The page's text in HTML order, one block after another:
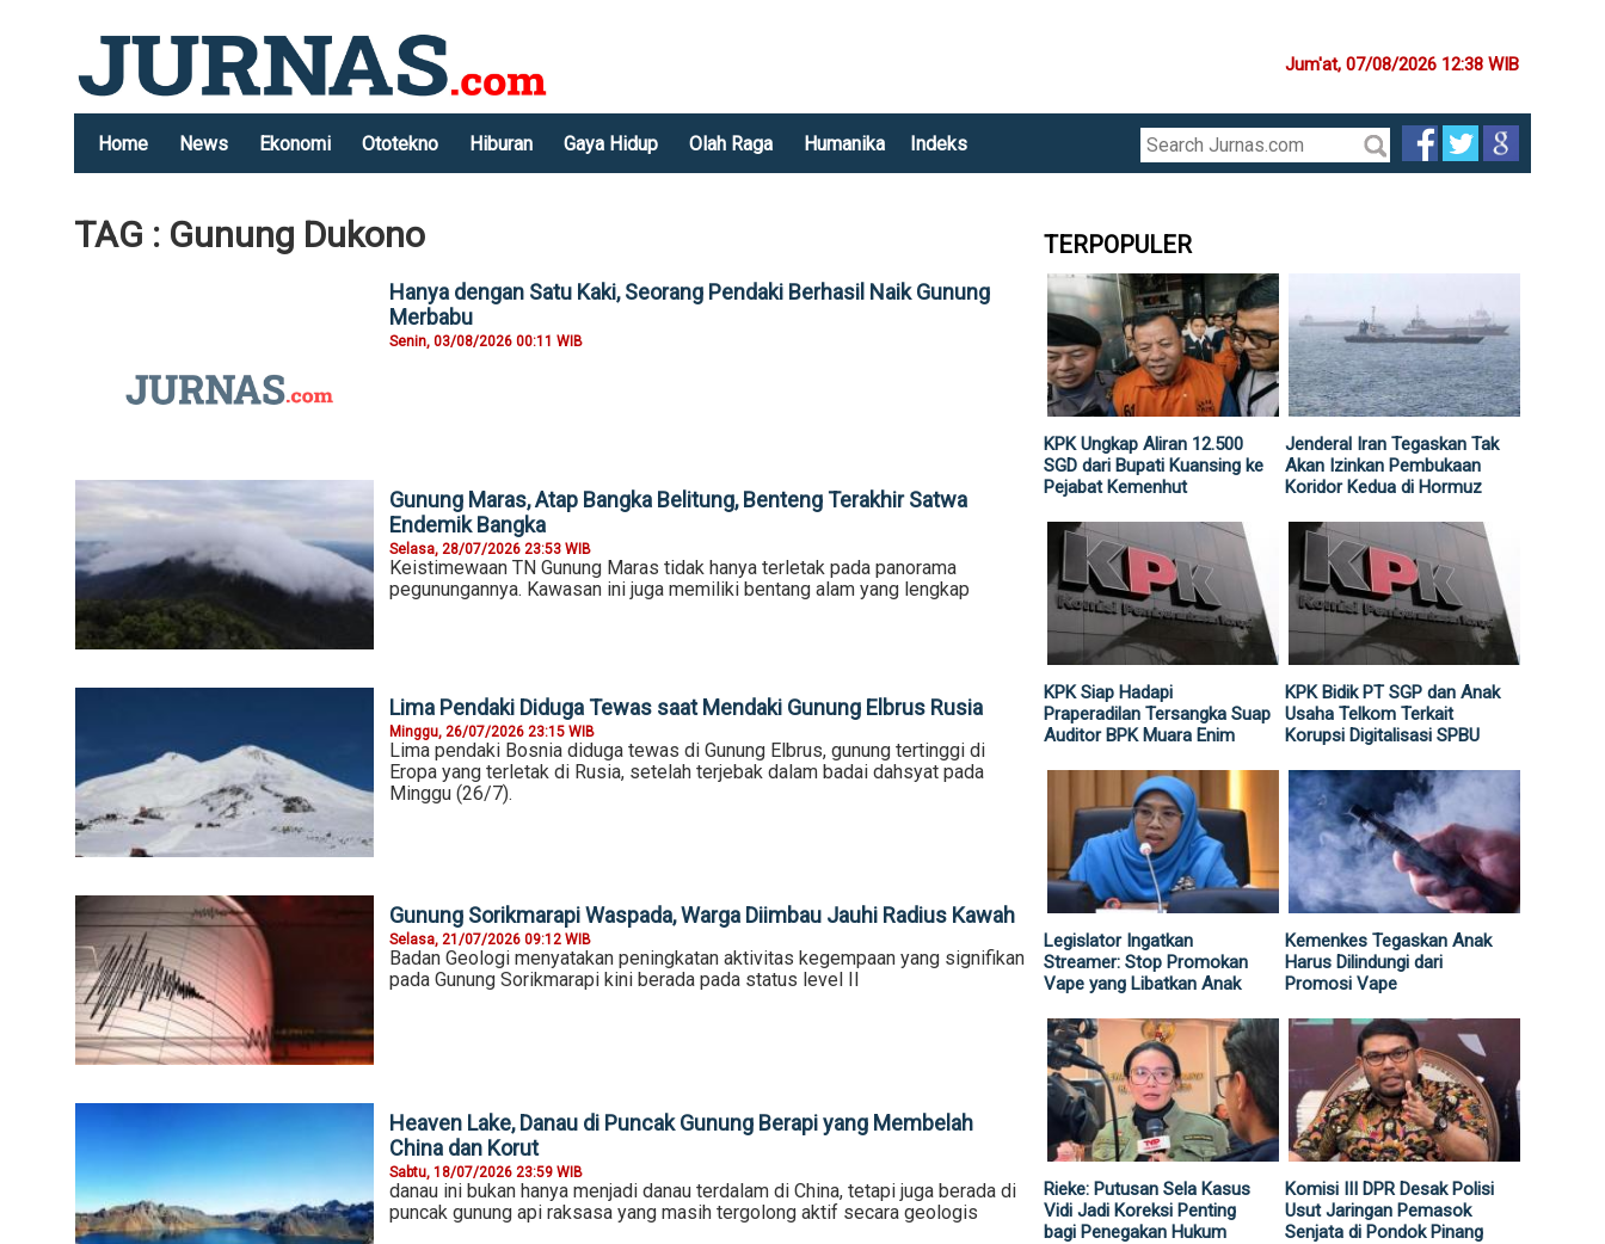
Jum'at, 07/08/2026 12:38 WIB
Home News Ekonomi Ototekno Hiburan Gaya Hidup Olah Raga Humanika Indeks
TAG : Gunung Dukono
Hanya dengan Satu Kaki, Seorang Pendaki Berhasil Naik Gunung
Merbabu
Senin, 03/08/2026 00:11 WIB
Gunung Maras, Atap Bangka Belitung, Benteng Terakhir Satwa
Endemik Bangka
Selasa, 28/07/2026 23:53 WIB
Keistimewaan TN Gunung Maras tidak hanya terletak pada panorama
pegunungannya. Kawasan ini juga memiliki bentang alam yang lengkap
Lima Pendaki Diduga Tewas saat Mendaki Gunung Elbrus Rusia
Minggu, 26/07/2026 23:15 WIB
Lima pendaki Bosnia diduga tewas di Gunung Elbrus, gunung tertinggi di
Eropa yang terletak di Rusia, setelah terjebak dalam badai dahsyat pada
Minggu (26/7).
Gunung Sorikmarapi Waspada, Warga Diimbau Jauhi Radius Kawah
Selasa, 21/07/2026 09:12 WIB
Badan Geologi menyatakan peningkatan aktivitas kegempaan yang signifikan
pada Gunung Sorikmarapi kini berada pada status level II
Heaven Lake, Danau di Puncak Gunung Berapi yang Membelah
China dan Korut
Sabtu, 18/07/2026 23:59 WIB
danau ini bukan hanya menjadi danau terdalam di China, tetapi juga berada di
puncak gunung api raksasa yang masih tergolong aktif secara geologis
TERPOPULER
KPK Ungkap Aliran 12.500
SGD dari Bupati Kuansing ke
Pejabat Kemenhut
Jenderal Iran Tegaskan Tak
Akan Izinkan Pembukaan
Koridor Kedua di Hormuz
KPK Siap Hadapi
Praperadilan Tersangka Suap
Auditor BPK Muara Enim
KPK Bidik PT SGP dan Anak
Usaha Telkom Terkait
Korupsi Digitalisasi SPBU
Legislator Ingatkan
Streamer: Stop Promokan
Vape yang Libatkan Anak
Kemenkes Tegaskan Anak
Harus Dilindungi dari
Promosi Vape
Rieke: Putusan Sela Kasus
Vidi Jadi Koreksi Penting
bagi Penegakan Hukum
Komisi III DPR Desak Polisi
Usut Jaringan Pemasok
Senjata di Pondok Pinang